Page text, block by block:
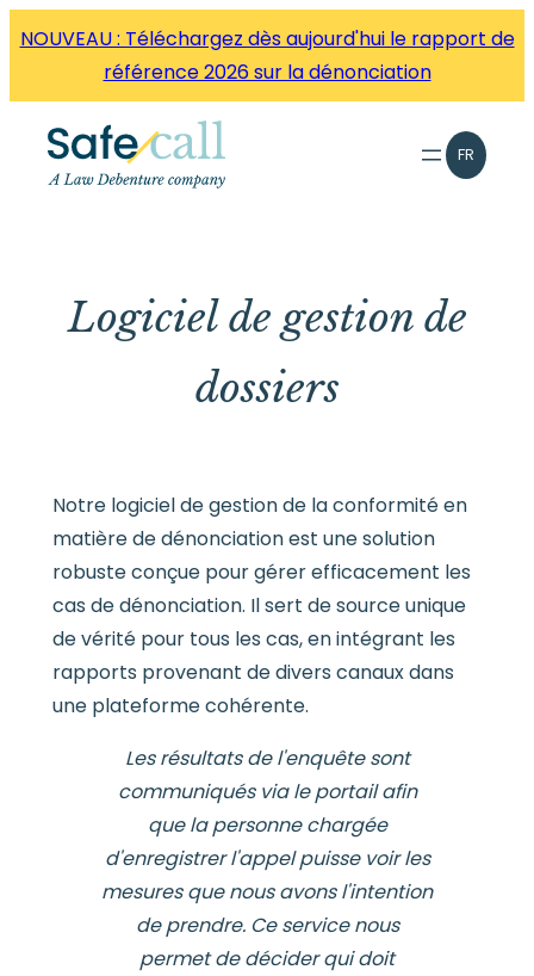
directement
contenu
NOUVEAU : Téléchargez dès aujourd'hui le rapport de
référence 2026 sur la dénonciation
FR
Logiciel de gestion de
dossiers
Notre logiciel de gestion de la conformité en
matière de dénonciation est une solution
robuste conçue pour gérer efficacement les
cas de dénonciation. Il sert de source unique
de vérité pour tous les cas, en intégrant les
rapports provenant de divers canaux dans
une plateforme cohérente.
Les résultats de l'enquête sont
communiqués via le portail afin
que la personne chargée
d'enregistrer l'appel puisse voir les
mesures que nous avons l'intention
de prendre. Ce service nous
permet de décider qui doit